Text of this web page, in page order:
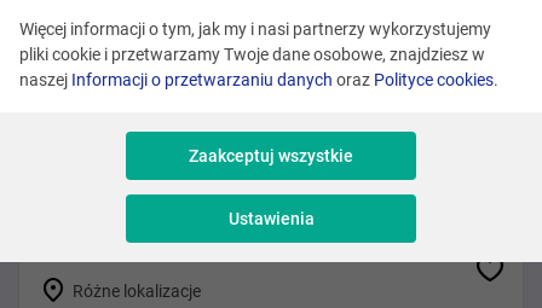
Różne lokalizacje
Różne lokalizacje
Więcej informacji o tym, jak my i nasi partnerzy wykorzystujemy
pliki cookie i przetwarzamy Twoje dane osobowe, znajdziesz w
naszej Informacji o przetwarzaniu danych oraz Polityce cookies.
Zaakceptuj wszystkie
Ustawienia